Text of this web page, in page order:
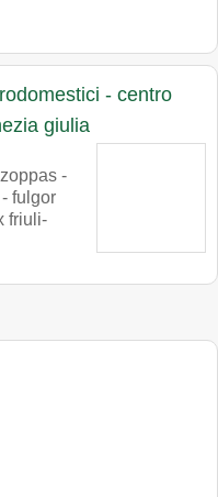
- centro
giulia
-
fulgor
friuli-